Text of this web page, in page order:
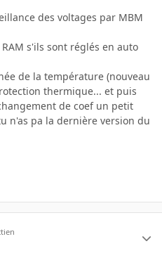
des voltages par MBM
s'ils sont réglés en auto
de la température (nouveau
thermique... et puis
de coef un petit
n'as pa la dernière version du